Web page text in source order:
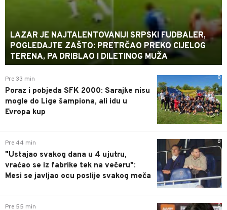
LAZAR JE NAJTALENTOVANIJI SRPSKI FUDBALER,
POGLEDAJTE ZAŠTO: PRETRČAO PREKO CIJELOG
TERENA, PA DRIBLAO I DILETINOG MUŽA
0
Pre 33 min
Poraz i pobjeda SFK 2000: Sarajke nisu
mogle do Lige šampiona, ali idu u
Evropa kup
0
Pre 44 min
"Ustajao svakog dana u 4 ujutru,
vraćao se iz fabrike tek na večeru":
Mesi se javljao ocu poslije svakog meča
0
Pre 55 min